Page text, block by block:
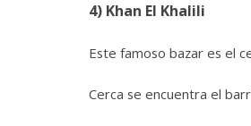
4) Khan El Khalili
Este famoso bazar es el
Cerca se encuentra el